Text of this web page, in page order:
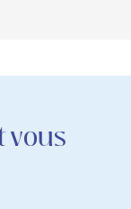
vous